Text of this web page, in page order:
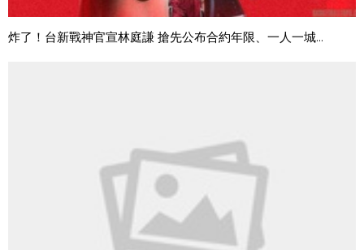
炸了！台新戰神官宣林庭謙 搶先公布合約年限、一人一城...